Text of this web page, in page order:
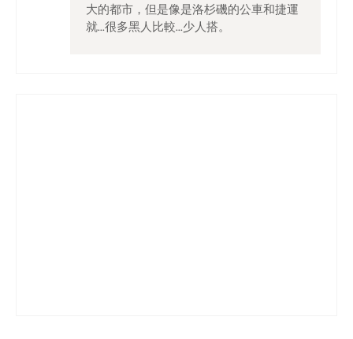
大的都市，但是像是洛杉磯的公車和捷運
就...很多黑人比較...少人搭。